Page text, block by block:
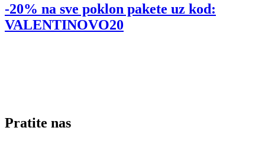
-20% na sve poklon pakete uz kod:
VALENTINOVO20
Pratite nas